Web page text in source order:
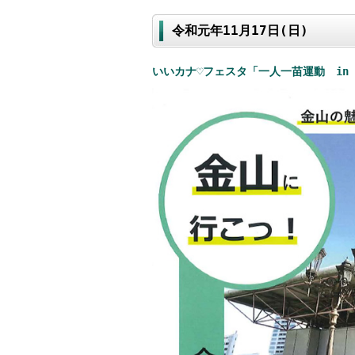
令和元年11月17日(日)
いいカナ♡フェスタ「一人一苗運動